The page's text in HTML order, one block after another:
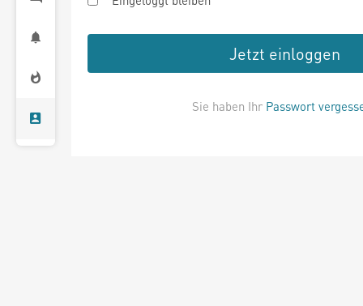
Jetzt einloggen
Sie haben Ihr Passwort